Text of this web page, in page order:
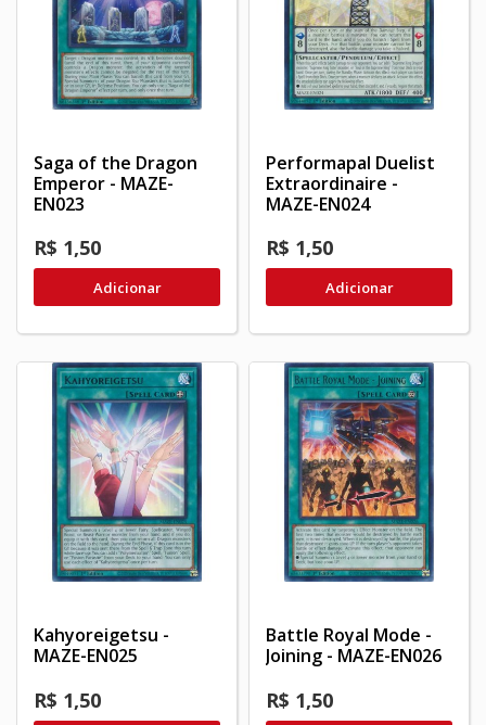
Saga of the Dragon
Emperor - MAZE-
EN023
R$ 1,50
Adicionar
Performapal Duelist
Extraordinaire -
MAZE-EN024
R$ 1,50
Adicionar
Kahyoreigetsu -
MAZE-EN025
R$ 1,50
Battle Royal Mode -
Joining - MAZE-EN026
R$ 1,50